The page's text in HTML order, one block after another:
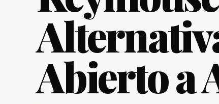
Abierto a